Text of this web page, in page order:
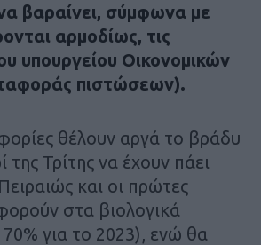
βαραίνει, σύμφωνα με
αρμοδίως, τις
υπουργείου Οικονομικών
πιστώσεων).
θέλουν αργά το βράδυ
της Τρίτης να έχουν πάει
και οι πρώτες
στα βιολογικά
για το 2023), ενώ θα